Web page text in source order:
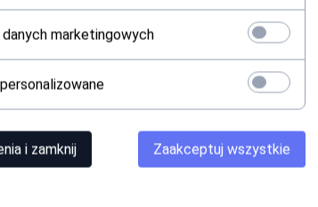
dla
Produkt dostępny!
Cena dostępna po zalogowaniu dla
użytkowników hurtowych
danych marketingowych
i zamknij Zaakceptuj wszystkie